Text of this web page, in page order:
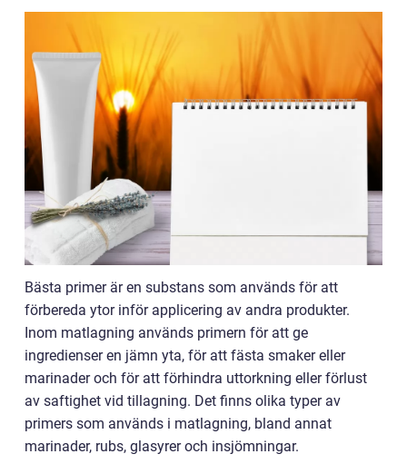
Bästa primer är en substans som används för att
förbereda ytor inför applicering av andra produkter.
Inom matlagning används primern för att ge
ingredienser en jämn yta, för att fästa smaker eller
marinader och för att förhindra uttorkning eller förlust
av saftighet vid tillagning. Det finns olika typer av
primers som används i matlagning, bland annat
marinader, rubs, glasyrer och insjömningar.